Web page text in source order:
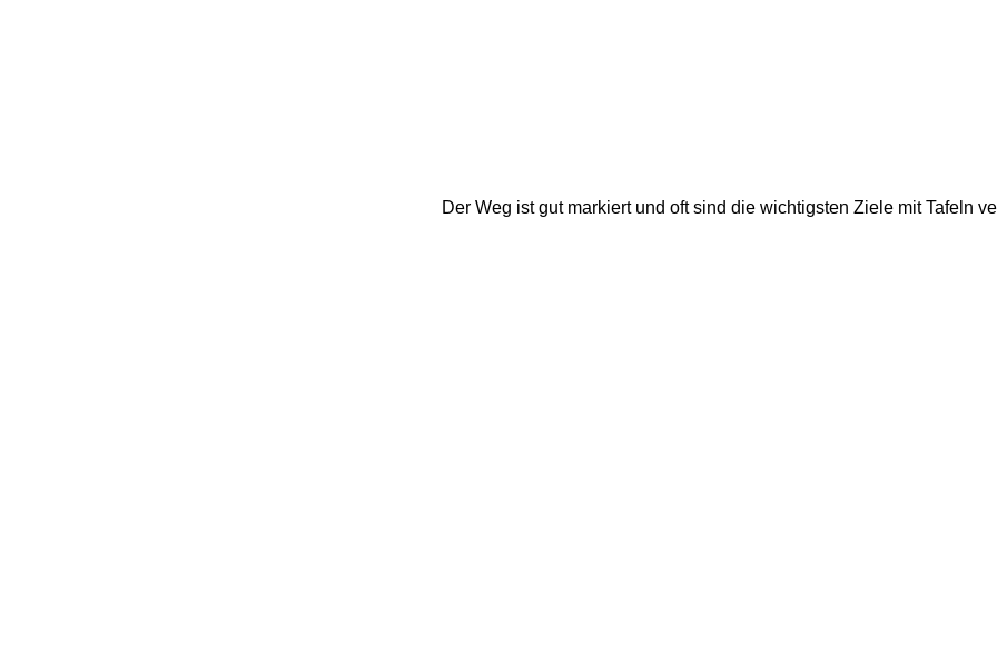
Der Weg ist gut markiert und oft sind die wichtigsten Ziele mit Tafeln